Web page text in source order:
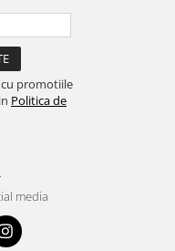
promotiile
Politica de
media